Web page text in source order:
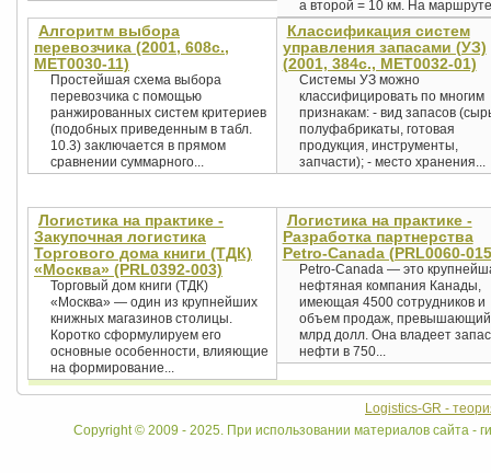
а второй = 10 км. На
Алгоритм выбора
перевозчика (2001, 608с.,
MET0030-11)
Простейшая схема выбора
перевозчика с помощью
ранжированных систем критериев
(подобных приведенным в табл.
10.3) заключается в прямом
сравнении суммарного...
Классификация систем
управления запасами (УЗ)
(2001, 384с., MET0032-01)
Системы УЗ можно
классифицировать по многим
признакам: - вид запасов
полуфабрикаты, готовая
продукция, инструменты,
запчасти); - место хранения...
Логистика на практике -
Закупочная логистика
Торгового дома книги (ТДК)
«Москва» (PRL0392-003)
Торговый дом книги (ТДК)
«Москва» — один из крупнейших
книжных магазинов столицы.
Коротко сформулируем его
основные особенности, влияющие
на формирование...
Логистика на практике -
Разработка партнерства
Petro-Canada (PRL0060-
Petro-Canada — это
нефтяная компания Канады,
имеющая 4500 сотрудников и
объем продаж,
млрд долл. Она владеет
нефти в 750...
Logistics-GR -
Copyright © 2009 - 2025. При использовании материалов сайта -